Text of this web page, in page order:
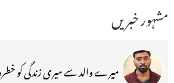
مشہور خبریں
میرے والد سے میری زندگی کو